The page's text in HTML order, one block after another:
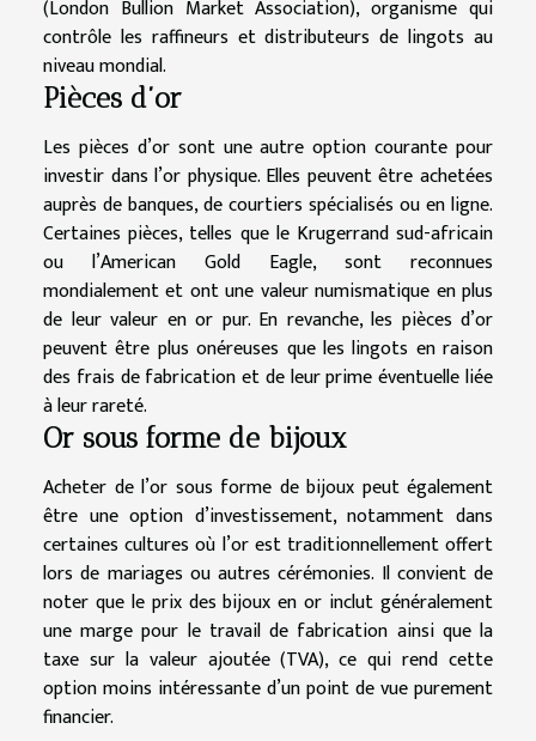
(London Bullion Market Association), organisme qui
contrôle les raffineurs et distributeurs de lingots au
niveau mondial.
Pièces d’or
Les pièces d’or sont une autre option courante pour
investir dans l’or physique. Elles peuvent être achetées
auprès de banques, de courtiers spécialisés ou en ligne.
Certaines pièces, telles que le Krugerrand sud-africain
ou l’American Gold Eagle, sont reconnues
mondialement et ont une valeur numismatique en plus
de leur valeur en or pur. En revanche, les pièces d’or
peuvent être plus onéreuses que les lingots en raison
des frais de fabrication et de leur prime éventuelle liée
à leur rareté.
Or sous forme de bijoux
Acheter de l’or sous forme de bijoux peut également
être une option d’investissement, notamment dans
certaines cultures où l’or est traditionnellement offert
lors de mariages ou autres cérémonies. Il convient de
noter que le prix des bijoux en or inclut généralement
une marge pour le travail de fabrication ainsi que la
taxe sur la valeur ajoutée (TVA), ce qui rend cette
option moins intéressante d’un point de vue purement
financier.